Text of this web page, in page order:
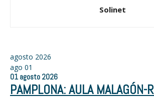
Solinet
agosto 2026
ago 01
01 agosto 2026
PAMPLONA: AULA MALAGÓN-